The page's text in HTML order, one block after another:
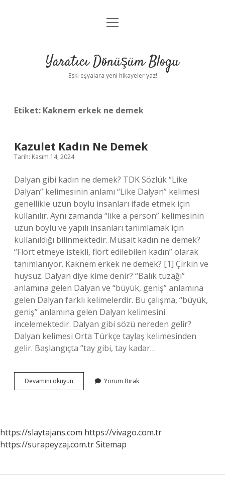
Anasayfa
Yasal Uyarı
menüyü
Yaratıcı Dönüşüm Blogu
Eski eşyalara yeni hikayeler yaz!
Etiket: Kaknem erkek ne demek
Kazulet Kadın Ne Demek
Tarih: Kasım 14, 2024
Dalyan gibi kadın ne demek? TDK Sözlük “Like
Dalyan” kelimesinin anlamı “Like Dalyan” kelimesi
genellikle uzun boylu insanları ifade etmek için
kullanılır. Aynı zamanda “like a person” kelimesinin
uzun boylu ve yapılı insanları tanımlamak için
kullanıldığı bilinmektedir. Müsait kadın ne demek?
“Flört etmeye istekli, flört edilebilen kadın” olarak
tanımlanıyor. Kaknem erkek ne demek? [1] Çirkin ve
huysuz. Dalyan diye kime denir? “Balık tuzağı”
anlamına gelen Dalyan ve “büyük, geniş” anlamına
gelen Dalyan farklı kelimelerdir. Bu çalışma, “büyük,
geniş” anlamına gelen Dalyan kelimesini
incelemektedir. Dalyan gibi sözü nereden gelir?
Dalyan kelimesi Orta Türkçe taylaş kelimesinden
gelir. Başlangıçta “tay gibi, tay kadar…
Devamını okuyun
Kadın
Yorum Bırak
https://slaytajans.com https://vivago.com.tr
https://surapeyzaj.com.trSitemap